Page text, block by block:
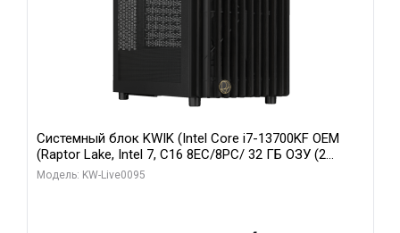
Системный блок KWIK (Intel Core i7-13700KF OEM
(Raptor Lake, Intel 7, C16 8EC/8PC/ 32 ГБ ОЗУ (2
модуля)/ Afox RTX4090 24GB GDDR6X 384-Bit 3xDP
Модель: KW-Live0095